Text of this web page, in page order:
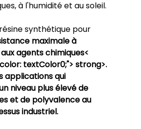
à l'humidité et au soleil.
synthétique pour
maximale à
agents chimiques<
textColor0;"> strong>.
applications qui
niveau plus élevé de
et de polyvalence au
industriel.